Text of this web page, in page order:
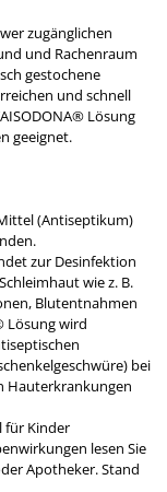
zugänglichen
und Rachenraum
gestochene
und schnell
Lösung
geeignet.
(Antiseptikum)
zur Desinfektion
wie z. B.
Blutentnahmen
Lösung wird
bei
Hauterkrankungen
für Kinder
lesen Sie
Apotheker. Stand